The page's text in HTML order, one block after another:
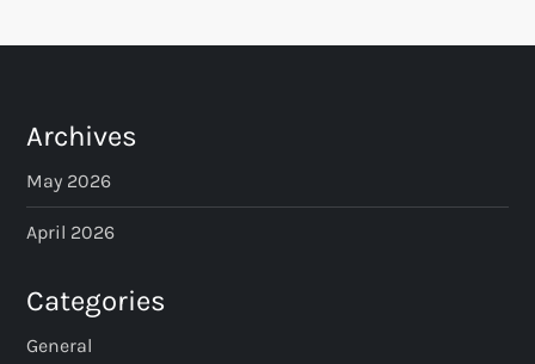
Archives
May 2026
April 2026
Categories
General